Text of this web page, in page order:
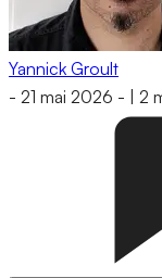
Yannick Groult
- 21 mai 2026 - 2